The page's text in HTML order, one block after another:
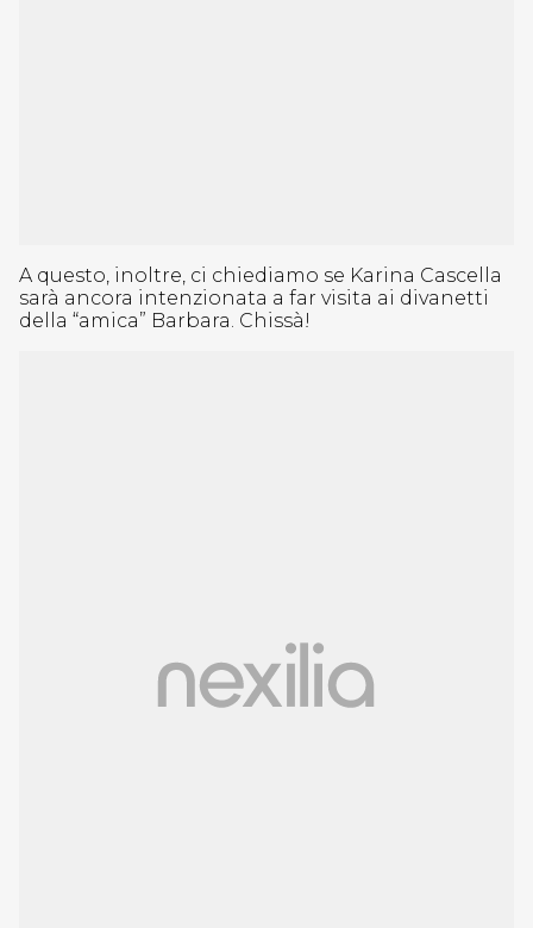
A questo, inoltre, ci chiediamo se Karina Cascella
sarà ancora intenzionata a far visita ai divanetti
della “amica” Barbara. Chissà!